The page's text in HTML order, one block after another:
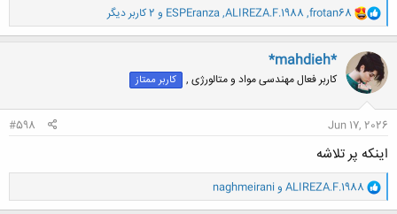
و
ا
ک
ش
ه
:
frotan68
,
ALIREZA.F.1988
,
ESPEranza و 2 کاربر دیگر
*mahdieh*
کاربر فعال مهندسی مواد و متالورژی , کاربر ممتاز
Jun 17, 2026
#598
اینکه پر تلاشه
و
ا
ALIREZA.F.1988 و naghmeirani